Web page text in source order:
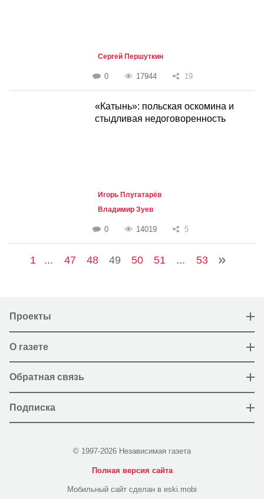
Сергей Першуткин
0 17944 19
«Катынь»: польская оскомина и
стыдливая недоговоренность
Игорь Плугатарёв
Владимир Зуев
0 14019 5
1 ... 47 48 49 50 51 ... 53
Проекты
О газете
Обратная связь
Подписка
© 1997-2026 Независимая газета
Полная версия сайта
Мобильный сайт сделан в eski.mobi